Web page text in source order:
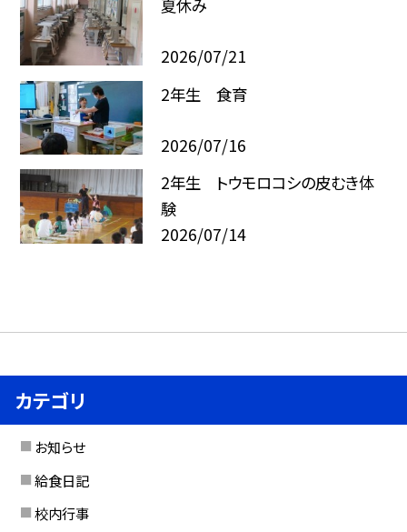
夏休み
2026/07/21
2年生 食育
2026/07/16
2年生 トウモロコシの皮むき体
験
2026/07/14
カテゴリ
お知らせ
給食日記
校内行事